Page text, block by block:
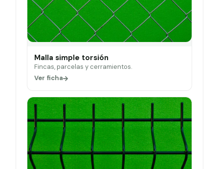
Malla simple torsión
Fincas, parcelas y cerramientos.
Ver ficha